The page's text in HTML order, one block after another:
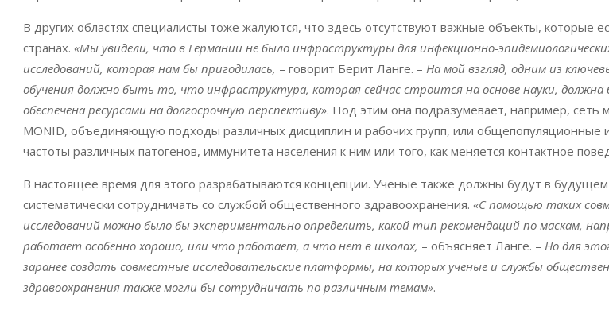
В других областях специалисты тоже жалуются, что здесь отсутствуют важные объекты, которые
странах. «Мы увидели, что в Германии не было инфраструктуры для инфекционно-
исследований, которая нам бы пригодилась, – говорит Берит Ланге. – На мой взгляд, одним из
обучения должно быть то, что инфраструктура, которая сейчас строится на основе науки,
обеспечена ресурсами на долгосрочную перспективу». Под этим она подразумевает, например, сеть
MONID, объединяющую подходы различных дисциплин и рабочих групп, или общепопуляционные
частоты различных патогенов, иммунитета населения к ним или того, как меняется контактное
В настоящее время для этого разрабатываются концепции. Ученые также должны будут в будущем
систематически сотрудничать со службой общественного здравоохранения. «С помощью таких
исследований можно было бы экспериментально определить, какой тип рекомендаций по маскам,
работает особенно хорошо, или что работает, а что нет в школах, – объясняет Ланге. – Но для
заранее создать совместные исследовательские платформы, на которых ученые и службы
здравоохранения также могли бы сотрудничать по различным темам».